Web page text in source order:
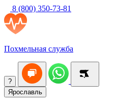
8 (800) 350-73-81
Похмельная служба
?
Ярославль